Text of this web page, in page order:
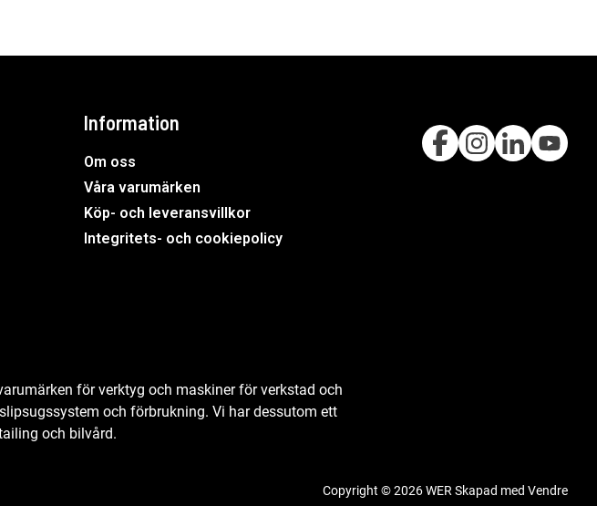
Information
Om oss
Våra varumärken
Köp- och leveransvillkor
Integritets- och cookiepolicy
för verktyg och maskiner för verkstad och
och förbrukning. Vi har dessutom ett
och bilvård.
Copyright © 2026 WER Skapad med Vendre